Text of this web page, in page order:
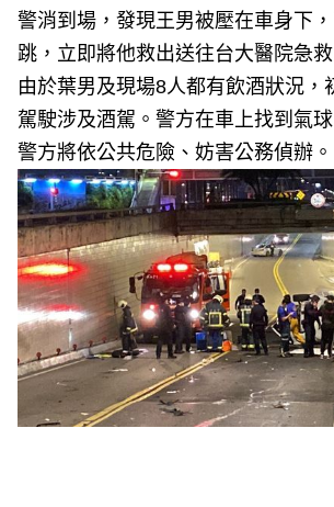
警消到場，發現王男被壓在車身下
跳，立即將他救出送往台大醫院急
由於葉男及現場8人都有飲酒狀況，
駕駛涉及酒駕。警方在車上找到氣
警方將依公共危險、妨害公務偵辦。